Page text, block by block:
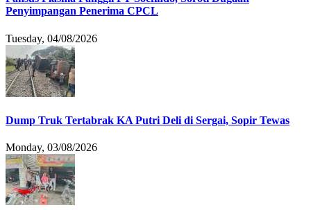
Penyimpangan Penerima CPCL
Tuesday, 04/08/2026
Dump Truk Tertabrak KA Putri Deli di Sergai, Sopir Tewas
Monday, 03/08/2026